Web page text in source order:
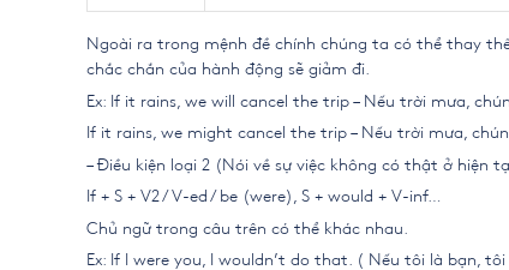
Ngoài ra trong mệnh đề chính chúng ta có thể thay thế
chắc chắn của hành động sẽ giảm đi.
Ex: If it rains, we will cancel the trip – Nếu trời mưa,
If it rains, we might cancel the trip – Nếu trời mưa,
– Điều kiện loại 2 (Nói về sự việc không có thật ở hiện
If + S + V2 / V-ed / be (were), S + would + V-inf…
Chủ ngữ trong câu trên có thể khác nhau.
Ex: If I were you, I wouldn’t do that. ( Nếu tôi là bạn, tôi